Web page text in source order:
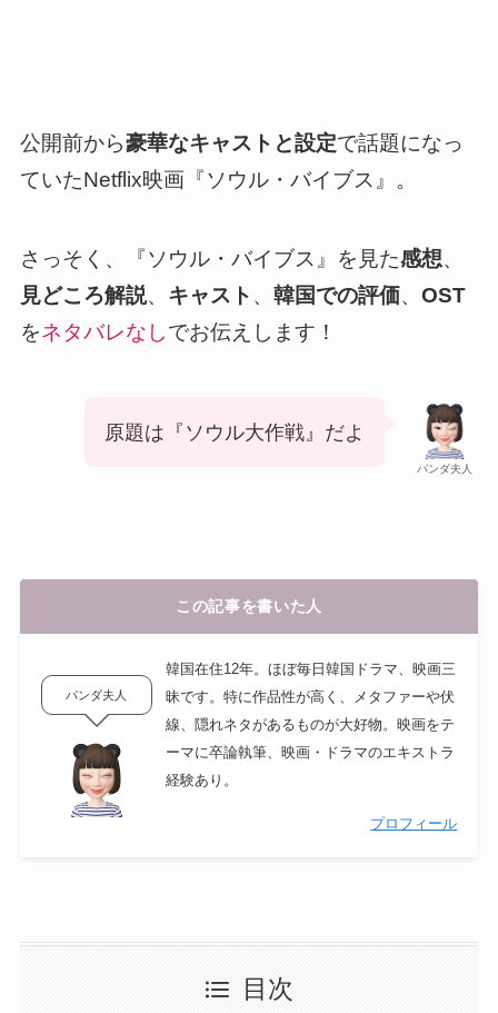
公開前から豪華なキャストと設定で話題になっ
ていたNetflix映画『ソウル・バイブス』。
さっそく、『ソウル・バイブス』を見た感想、
見どころ解説、 キャスト 、 韓国での評価、 OST
をネタバレなしでお伝えします！
パンダ夫人
原題は『ソウル大作戦』だよ
この記事を書いた人
韓国在住12年。ほぼ毎日韓国ドラマ、映画三
昧です。特に作品性が高く、メタファーや伏
線、隠れネタがあるものが大好物。映画をテ
ーマに卒論執筆、映画・ドラマのエキストラ
経験あり。
プロフィール
パンダ夫人
目次